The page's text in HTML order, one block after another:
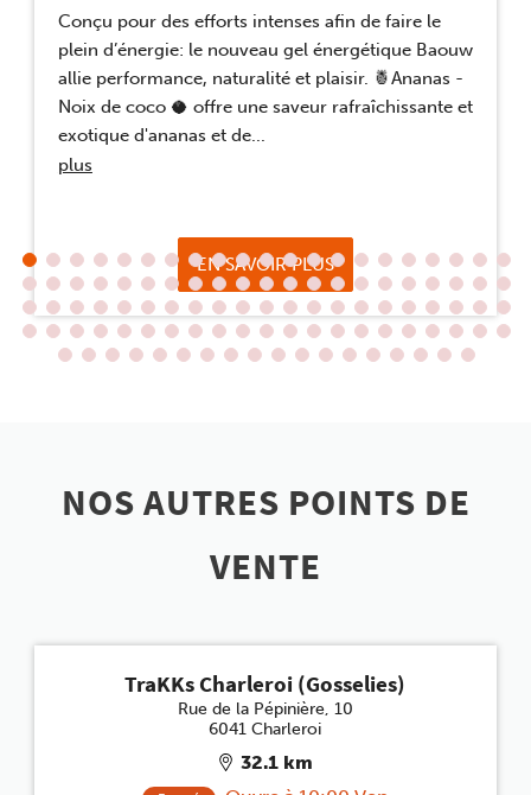
Conçu pour des efforts intenses afin de faire le
plein d’énergie: le nouveau gel énergétique Baouw
allie performance, naturalité et plaisir. 🍍Ananas -
Noix de coco 🥥 offre une saveur rafraîchissante et
exotique d'ananas et de...
plus
EN SAVOIR PLUS
NOS AUTRES POINTS DE
VENTE
TraKKs Charleroi (Gosselies)
Rue de la Pépinière, 10
6041 Charleroi
32.1 km